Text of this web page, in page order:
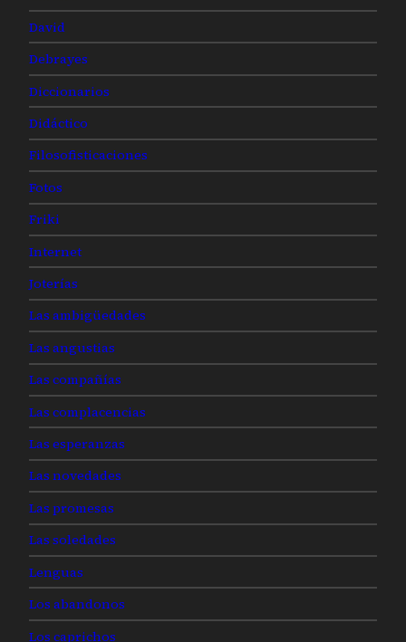
David
Debrayes
Diccionarios
Didáctico
Filosofisticaciones
Fotos
Friki
Internet
Joterías
Las ambigüedades
Las angustias
Las compañías
Las complacencias
Las esperanzas
Las novedades
Las promesas
Las soledades
Lenguas
Los abandonos
Los caprichos